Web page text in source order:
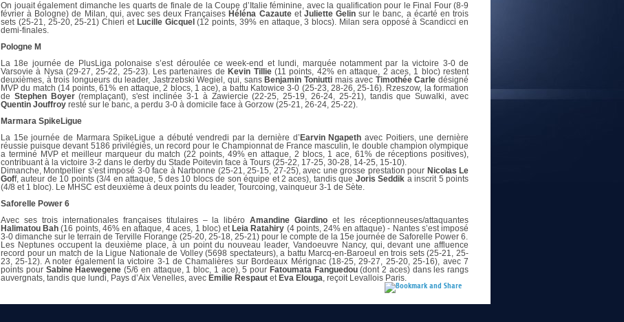
On jouait également dimanche les quarts de finale de la Coupe d’Italie féminine, avec la qualification pour le Final Four (8-9
février à Bologne) de Milan, qui, avec ses deux Françaises Héléna Cazauteet Juliette Gelin sur le banc, a écarté en trois
sets (25-21, 25-20, 25-21) Chieri et Lucille Gicquel (12 points, 39% en attaque, 3 blocs). Milan sera opposé à Scandicci en
demi-finales.
Pologne M
La 18e journée de PlusLiga polonaise s’est déroulée ce week-end et lundi, marquée notamment par la victoire 3-0 de
Varsovie à Nysa (29-27, 25-22, 25-23). Les partenaires de Kevin Tillie(11 points, 42% en attaque, 2 aces, 1 bloc) restent
deuxièmes, à trois longueurs du leader, Jastrzebski Wegiel, qui, sans Benjamin Toniutti mais avec Timothée Carle désigné
MVP du match (14 points, 61% en attaque, 2 blocs, 1 ace), a battu Katowice 3-0 (25-23, 28-26, 25-16). Rzeszow, la formation
de Stephen Boyer(remplaçant), s'est inclinée 3-1 à Zawiercie (22-25, 25-19, 26-24, 25-21), tandis que Suwalki, avec
Quentin Jouffroy resté sur le banc, a perdu 3-0 à domicile face à Gorzow (25-21, 26-24, 25-22).
Marmara SpikeLigue
La 15e journée de Marmara SpikeLigue a débuté vendredi par la dernière d’ Earvin Ngapeth avec Poitiers, une dernière
réussie puisque devant 5186 privilégiés, un record pour le Championnat de France masculin, le double champion olympique
a terminé MVP et meilleur marqueur du match (22 points, 49% en attaque, 2 blocs, 1 ace, 61% de réceptions positives),
contribuant à la victoire 3-2 dans le derby du Stade Poitevin face à Tours (25-22, 17-25, 30-28, 14-25, 15-10).
Dimanche, Montpellier s’est imposé 3-0 face à Narbonne (25-21, 25-15, 27-25), avec une grosse prestation pour Nicolas Le
Goff, auteur de 10 points (3/4 en attaque, 5 des 10 blocs de son équipe et 2 aces), tandis que Joris Seddik a inscrit 5 points
(4/8 et 1 bloc). Le MHSC est deuxième à deux points du leader, Tourcoing, vainqueur 3-1 de Sète.
Saforelle Power 6
Avec ses trois internationales françaises titulaires – la libéroAmandine Giardino et les réceptionneuses/attaquantes
Halimatou Bah (16 points, 46% en attaque, 4 aces, 1 bloc) et Leia Ratahiry (4 points, 24% en attaque) - Nantes s’est imposé
3-0 dimanche sur le terrain de Terville Florange (25-20, 25-18, 25-21) pour le compte de la 15e journée de Saforelle Power 6.
Les Neptunes occupent la deuxième place, à un point du nouveau leader, Vandoeuvre Nancy, qui, devant une affluence
record pour un match de la Ligue Nationale de Volley (5698 spectateurs), a battu Marcq-en-Baroeul en trois sets (25-21, 25-
23, 25-12). A noter également la victoire 3-1 de Chamalières sur Bordeaux Mérignac (18-25, 29-27, 25-20, 25-16), avec 7
points pour Sabine Haewegene (5/6 en attaque, 1 bloc, 1 ace), 5 pour Fatoumata Fanguedou(dont 2 aces) dans les rangs
auvergnats, tandis que lundi, Pays d’Aix Venelles, avec Emilie Respaut et Eva Elouga, reçoit Levallois Paris.